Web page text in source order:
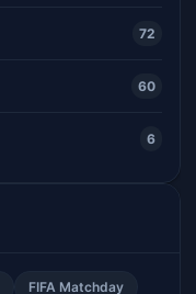
72
60
6
FIFA Matchday